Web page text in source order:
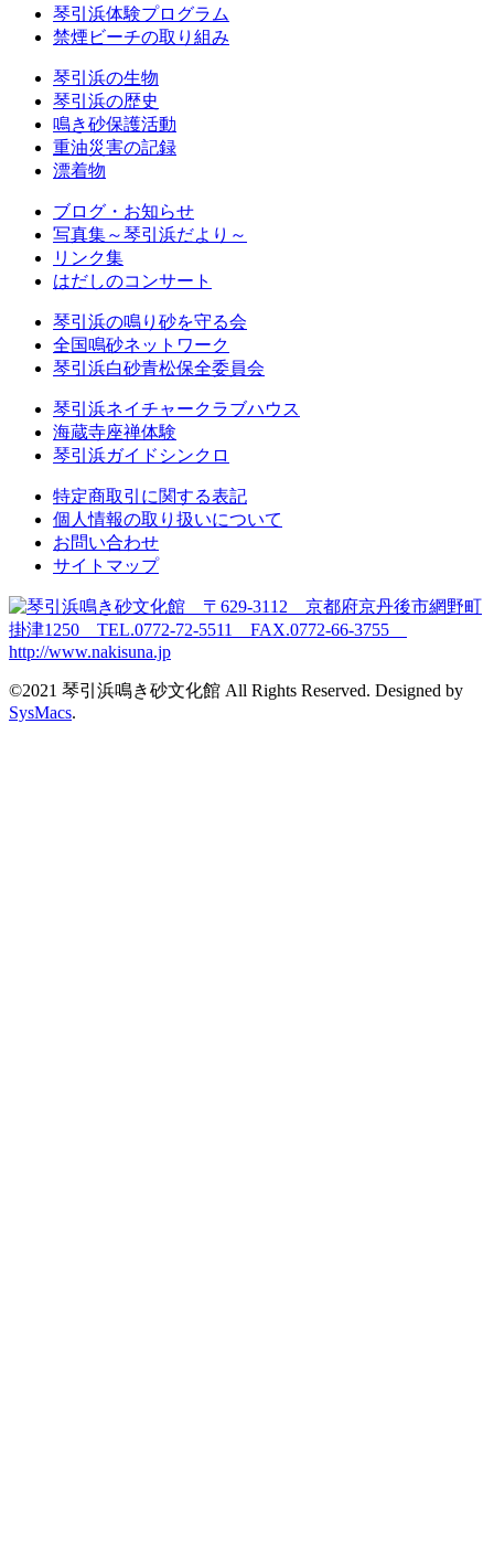
琴引浜体験プログラム
禁煙ビーチの取り組み
琴引浜の生物
琴引浜の歴史
鳴き砂保護活動
重油災害の記録
漂着物
ブログ・お知らせ
写真集～琴引浜だより～
リンク集
はだしのコンサート
琴引浜の鳴り砂を守る会
全国鳴砂ネットワーク
琴引浜白砂青松保全委員会
琴引浜ネイチャークラブハウス
海蔵寺座禅体験
琴引浜ガイドシンクロ
特定商取引に関する表記
個人情報の取り扱いについて
お問い合わせ
サイトマップ
©2021 琴引浜鳴き砂文化館 All Rights Reserved. Designed by
SysMacs.